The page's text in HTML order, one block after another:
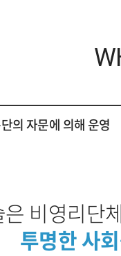
의 자문에 의해 운영
비영리단
투명한 사